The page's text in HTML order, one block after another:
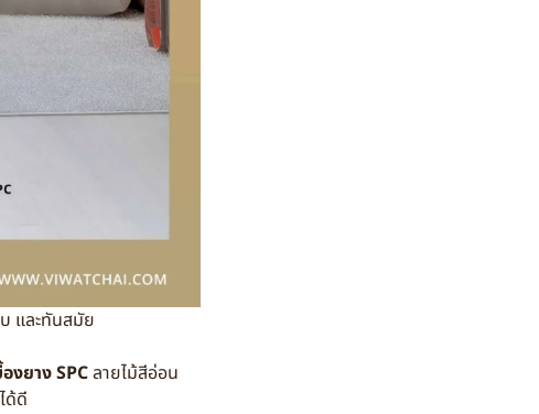
และทันสมัย
องยาง SPCลายไม้สีอ่อน
ด้ดี